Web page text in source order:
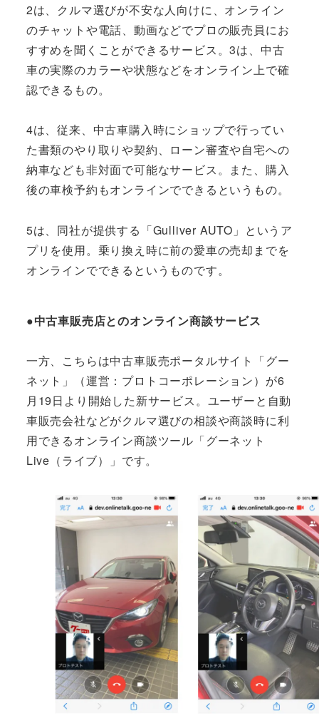
2は、クルマ選びが不安な人向けに、オンライン
のチャットや電話、動画などでプロの販売員にお
すすめを聞くことができるサービス。3は、中古
車の実際のカラーや状態などをオンライン上で確
認できるもの。
4は、従来、中古車購入時にショップで行ってい
た書類のやり取りや契約、ローン審査や自宅への
納車なども非対面で可能なサービス。また、購入
後の車検予約もオンラインでできるというもの。
5は、同社が提供する「Gulliver AUTO」というア
プリを使用。乗り換え時に前の愛車の売却までを
オンラインでできるというものです。
●中古車販売店とのオンライン商談サービス
一方、こちらは中古車販売ポータルサイト「グー
ネット」（運営：プロトコーポレーション）が6
月19日より開始した新サービス。ユーザーと自動
車販売会社などがクルマ選びの相談や商談時に利
用できるオンライン商談ツール「グーネット
Live（ライブ）」です。